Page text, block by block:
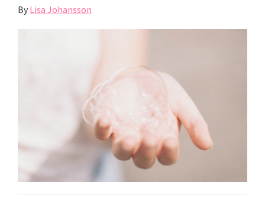
By Lisa Johansson